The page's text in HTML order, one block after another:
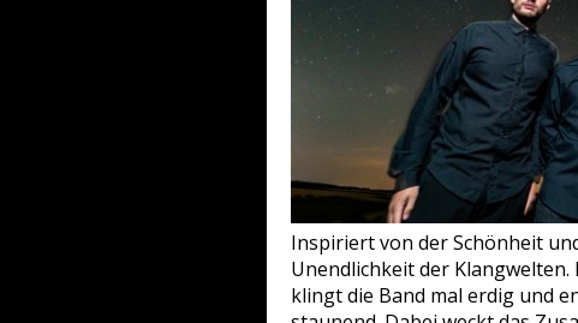
Inspiriert von der Schönheit
Unendlichkeit der
klingt die Band mal erdig und